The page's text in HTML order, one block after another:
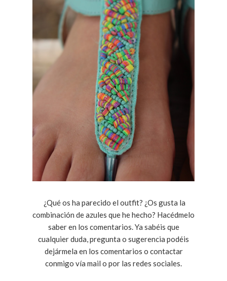
¿Qué os ha parecido el outfit? ¿Os gusta la
combinación de azules que he hecho? Hacédmelo
saber en los comentarios. Ya sabéis que
cualquier duda, pregunta o sugerencia podéis
dejármela en los comentarios o contactar
conmigo vía mail o por las redes sociales.